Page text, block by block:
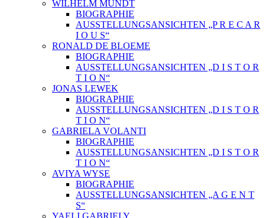
WILHELM MUNDT
BIOGRAPHIE
AUSSTELLUNGSANSICHTEN „P R E C A R
I O U S“
RONALD DE BLOEME
BIOGRAPHIE
AUSSTELLUNGSANSICHTEN „D I S T O R
T I O N“
JONAS LEWEK
BIOGRAPHIE
AUSSTELLUNGSANSICHTEN „D I S T O R
T I O N“
GABRIELA VOLANTI
BIOGRAPHIE
AUSSTELLUNGSANSICHTEN „D I S T O R
T I O N“
AVIYA WYSE
BIOGRAPHIE
AUSSTELLUNGSANSICHTEN „A G E N T
S“
YAELI GABRIELY